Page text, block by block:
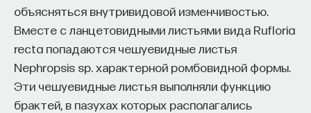
объясняться внутривидовой изменчивостью.
Вместе с ланцетовидными листьями вида Rufloria
recta попадаются чешуевидные листья
Nephropsis sp. характерной ромбовидной формы.
Эти чешуевидные листья выполняли функцию
брактей, в пазухах которых располагались